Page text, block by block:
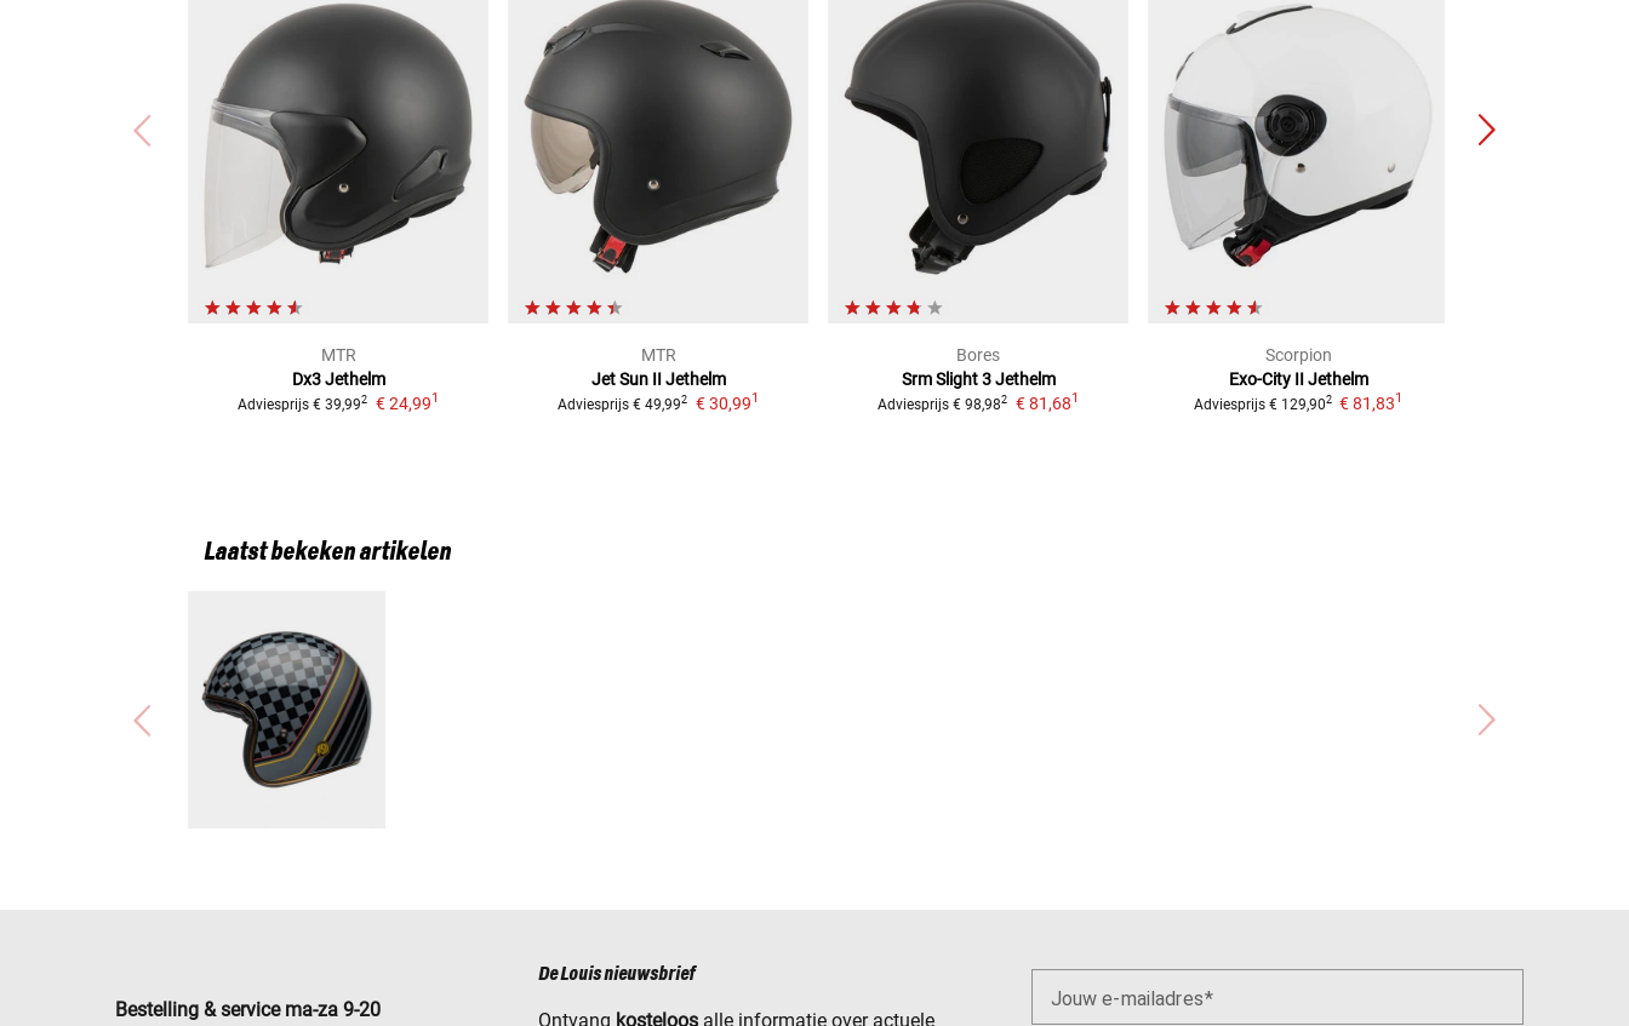
MTR
Dx3 Jethelm
Adviesprijs € 39,992 € 24,991
MTR
Jet Sun II Jethelm
Adviesprijs € 49,992 € 30,991
Bores
Srm Slight 3 Jethelm
Adviesprijs € 98,982 € 81,681
Scorpion
Exo-City II Jethelm
Adviesprijs € 129,902 € 81,831
Laatst bekeken artikelen
Bestelling & service ma-za 9-20
De Louis nieuwsbrief
Ontvang kosteloos alle informatie over actuele
Jouw e-mailadres